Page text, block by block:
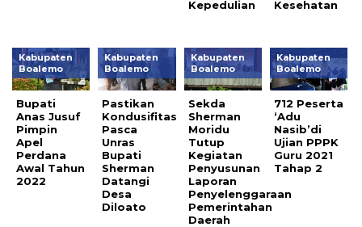
Kepedulian Kesehatan
Kabupaten
Boalemo
Bupati
Anas Jusuf
Pimpin
Apel
Perdana
Awal Tahun
2022
Kabupaten
Boalemo
Pastikan
Kondusifitas
Pasca
Unras
Bupati
Sherman
Datangi
Desa
Diloato
Kabupaten
Boalemo
Sekda
Sherman
Moridu
Tutup
Kegiatan
Penyusunan
Laporan
Penyelenggaraan
Pemerintahan
Daerah
Kabupaten
Boalemo
712 Peserta
‘Adu
Nasib’di
Ujian PPPK
Guru 2021
Tahap 2